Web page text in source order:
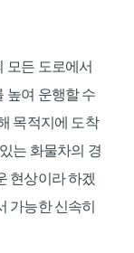
모든 도로에서
높여 운행할 수
목적지에 도착
는 화물차의 경
현상이라 하겠
가능한 신속히